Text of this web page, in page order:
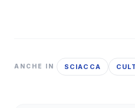
ANCHE IN SCIACCA